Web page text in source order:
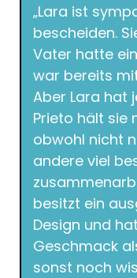
„Lara ist
bescheiden.
Vater hatte
war bereits
Aber Lara hat
Prieto hält sie
obwohl nicht
andere viel
besitzt ein
Design und
Geschmack
sonst noch